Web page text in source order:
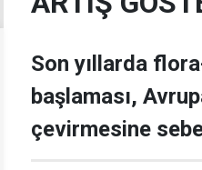
Son yıllarda
başlaması,
çevirmesine